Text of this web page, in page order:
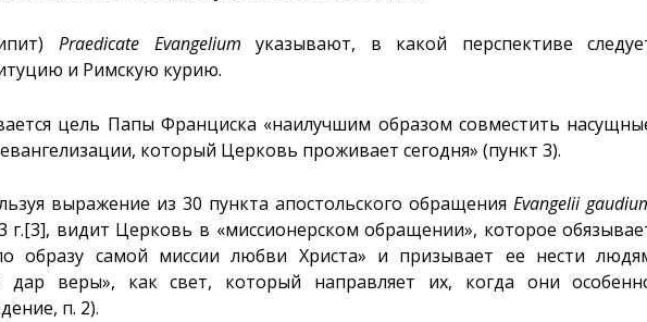
Praedicate Evangelium указывают, в какой перспективе
и Римскую курию.
цель Папы Франциска «наилучшим образом совместить
который Церковь проживает сегодня» (пункт 3).
выражение из 30 пункта апостольского обращенияEvangelii
г.[3], видит Церковь в «миссионерском обращении», которое
образу самой миссии любви Христа» и призывает ее нести
дар веры», как свет, который направляет их, когда они
п. 2).